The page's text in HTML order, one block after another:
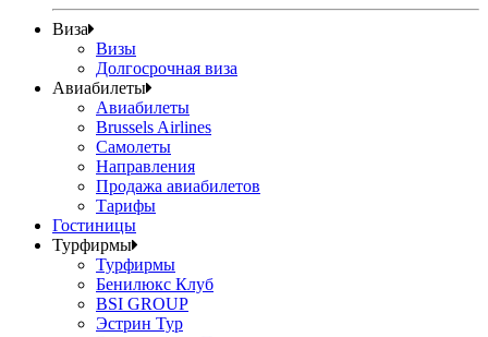
Виза
Визы
Долгосрочная виза
Авиабилеты
Авиабилеты
Brussels Airlines
Самолеты
Направления
Продажа авиабилетов
Тарифы
Гостиницы
Турфирмы
Турфирмы
Бенилюкс Клуб
BSI GROUP
Эстрин Тур